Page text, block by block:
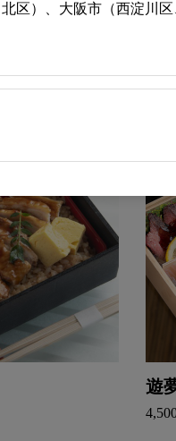
遊
区）、大阪市（西淀川